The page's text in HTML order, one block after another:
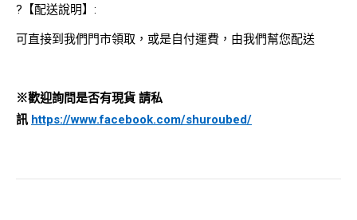
?【配送說明】:
可直接到我們門市領取，或是自付運費，由我們幫您配送
※歡迎詢問是否有現貨 請私
訊 https://www.facebook.com/shuroubed/